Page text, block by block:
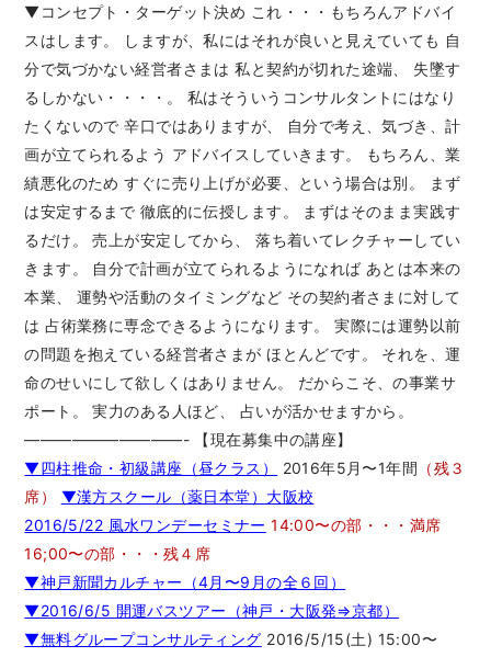
▼コンセプト・ターゲット決め これ・・・もちろんアドバイ
スはします。 しますが、私にはそれが良いと見えていても 自
分で気づかない経営者さまは 私と契約が切れた途端、 失墜す
るしかない・・・・。 私はそういうコンサルタントにはなり
たくないので 辛口ではありますが、 自分で考え、気づき、計
画が立てられるよう アドバイスしていきます。 もちろん、業
績悪化のため すぐに売り上げが必要、という場合は別。 まず
は安定するまで 徹底的に伝授します。 まずはそのまま実践す
るだけ。 売上が安定してから、 落ち着いてレクチャーしてい
きます。 自分で計画が立てられるようになれば あとは本来の
本業、 運勢や活動のタイミングなど その契約者さまに対して
は 占術業務に専念できるようになります。 実際には運勢以前
の問題を抱えている経営者さまが ほとんどです。 それを、運
命のせいにして欲しくはありません。 だからこそ、の事業サ
ポート。 実力のある人ほど、 占いが活かせますから。
——————————- 【現在募集中の講座】
▼四柱推命・初級講座（昼クラス）
2016年5月〜1年間 （残３
席）
▼漢方スクール（薬日本堂）大阪校
2016/5/22 風水ワンデーセミナー 14:00〜の部・・・満席
16;00〜の部・・・残４席
▼神戸新聞カルチャー（4月〜9月の全６回）
▼2016/6/5 開運バスツアー（神戸・大阪発⇒京都）
▼無料グループコンサルティング 2016/5/15(土) 15:00〜